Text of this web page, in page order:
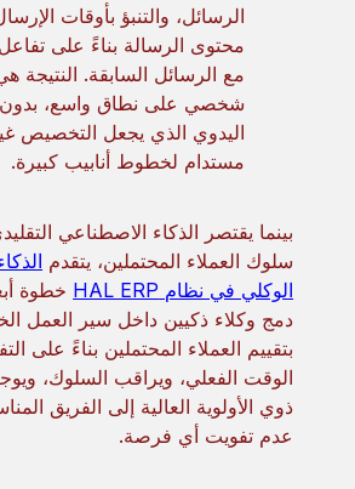
الرسائل، والتنبؤ بأوقات
محتوى الرسالة بناءً على
مع الرسائل السابقة. النتيجة
شخصي على نطاق واسع، بدون
اليدوي الذي يجعل التخصيص
مستدام لخطوط أنابيب كبيرة.
بينما يقتصر الذكاء الاصطناعي
سلوك العملاء المحتملين، يتقدم
الوكلي في نظام HAL ERP
خطوة
دمج وكلاء ذكيين داخل سير العمل
بتقييم العملاء المحتملين بناءً على
الوقت الفعلي، ويراقب السلوك، ويوجه
ذوي الأولوية العالية إلى الفريق
عدم تفويت أي فرصة.